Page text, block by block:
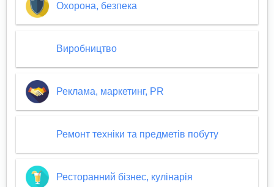
Охорона, безпека
Виробництво
Реклама, маркетинг, PR
Ремонт техніки та предметів побуту
Ресторанний бізнес, кулінарія